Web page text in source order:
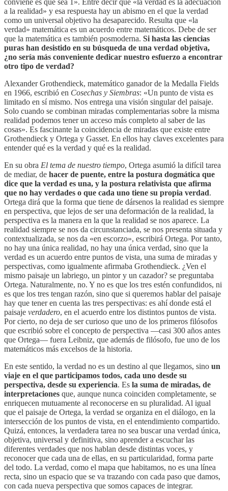
conviene es que sea 1». Entre decir que «la verdad es la adecuación
a la realidad» y esa respuesta hay un abismo en el que la verdad
como un universal objetivo ha desaparecido. Resulta que «la
verdad» matemática es un acuerdo entre matemáticos. Debe de ser
que la matemática es también posmoderna. Si hasta las ciencias
puras han desistido en su búsqueda de una verdad objetiva,
¿no sería más conveniente dedicar nuestro esfuerzo a encontrar
otro tipo de verdad?
Alexander Grothendieck, matemático ganador de la Medalla Fields
en 1966, escribió en Cosechas y Siembras: «Un punto de vista es
limitado en sí mismo. Nos entrega una visión singular del paisaje.
Solo cuando se combinan miradas complementarias sobre la misma
realidad podemos tener un acceso más completo al saber de las
cosas». Es fascinante la coincidencia de miradas que existe entre
Grothendieck y Ortega y Gasset. En ellos hay claves excelentes para
entender qué es la verdad y qué es la realidad.
En su obra El tema de nuestro tiempo, Ortega asumió la difícil tarea
de mediar, de hacer de puente, entre la postura dogmática que
dice que la verdad es una, y la postura relativista que afirma
que no hay verdades o que cada uno tiene su propia verdad.
Ortega dirá que la forma que tiene de dársenos la realidad es siempre
en perspectiva, que lejos de ser una deformación de la realidad, la
perspectiva es la manera en la que la realidad se nos aparece. La
realidad siempre se nos da circunstanciada, se nos presenta situada y
contextualizada, se nos da «en escorzo», escribirá Ortega. Por tanto,
no hay una única realidad, no hay una única verdad, sino que la
verdad es un acuerdo entre puntos de vista, una suma de miradas y
perspectivas, como igualmente afirmaba Grothendieck. ¿Ven el
mismo paisaje un labriego, un pintor y un cazador? se preguntaba
Ortega. Naturalmente, no. Y no es que los tres estén confundidos, ni
es que los tres tengan razón, sino que si queremos hablar del paisaje
hay que tener en cuenta las tres perspectivas: es ahí donde está el
paisaje verdadero, en el acuerdo entre los distintos puntos de vista.
Por cierto, no deja de ser curioso que uno de los primeros filósofos
que escribió sobre el concepto de perspectiva —casi 300 años antes
que Ortega— fuera Leibniz, que además de filósofo, fue uno de los
matemáticos más excelsos de la historia.
En este sentido, la verdad no es un destino al que llegamos, sino un
viaje en el que participamos todos, cada uno desde su
perspectiva, desde su experiencia. Es la suma de miradas, de
interpretaciones que, aunque nunca coinciden completamente, se
enriquecen mutuamente al reconocerse en su pluralidad. Al igual
que el paisaje de Ortega, la verdad se organiza en el diálogo, en la
intersección de los puntos de vista, en el entendimiento compartido.
Quizá, entonces, la verdadera tarea no sea buscar una verdad única,
objetiva, universal y definitiva, sino aprender a escuchar las
diferentes verdades que nos hablan desde distintas voces, y
reconocer que cada una de ellas, en su particularidad, forma parte
del todo. La verdad, como el mapa que habitamos, no es una línea
recta, sino un espacio que se va trazando con cada paso que damos,
con cada nueva perspectiva que somos capaces de integrar.